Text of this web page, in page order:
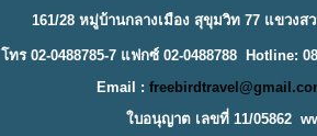
161/28 หมู่บ้านกลางเมือง สุขุมวิท 77 แขวงส
โทร 02-0488785-7 แฟกซ์ 02-0488788 Hotline:
Email :
ใบอนุญาต เลขที่ 11/05862